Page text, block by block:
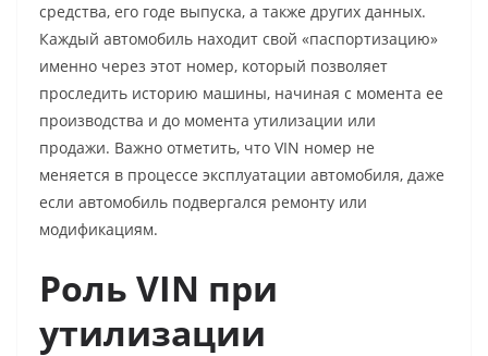
средства, его годе выпуска, а также других данных.
Каждый автомобиль находит свой «паспортизацию»
именно через этот номер, который позволяет
проследить историю машины, начиная с момента ее
производства и до момента утилизации или
продажи. Важно отметить, что VIN номер не
меняется в процессе эксплуатации автомобиля, даже
если автомобиль подвергался ремонту или
модификациям.
Роль VIN при
утилизации